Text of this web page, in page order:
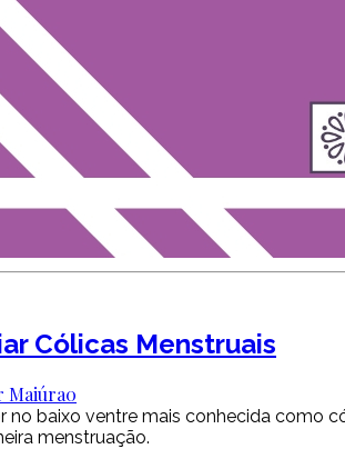
Cólicas Menstruais
Maiúra0
no baixo ventre mais conhecida como
menstruação.